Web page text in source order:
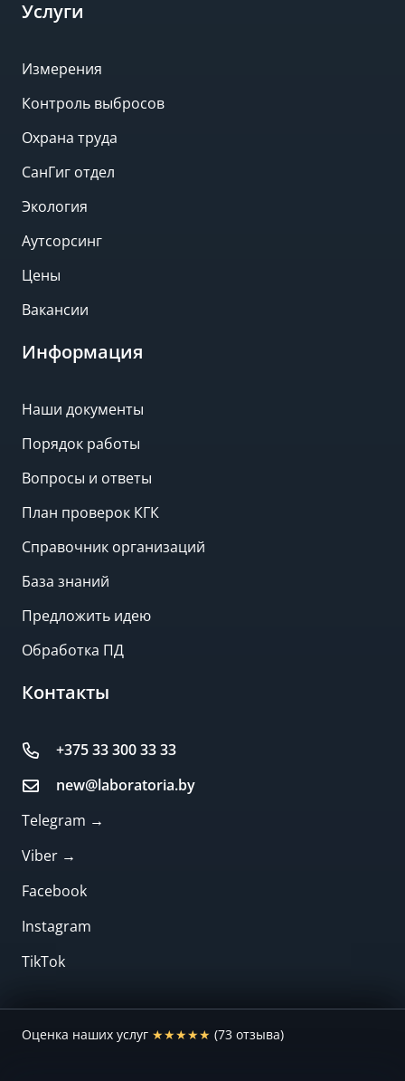
Услуги
Измерения
Контроль выбросов
Охрана труда
СанГиг отдел
Экология
Аутсорсинг
Цены
Вакансии
Информация
Наши документы
Порядок работы
Вопросы и ответы
План проверок КГК
Справочник организаций
База знаний
Предложить идею
Обработка ПД
Контакты
+375 33 300 33 33
new@laboratoria.by
Telegram →
Viber →
Facebook
Instagram
TikTok
Оценка наших услуг ★★★★★ (73 отзыва)